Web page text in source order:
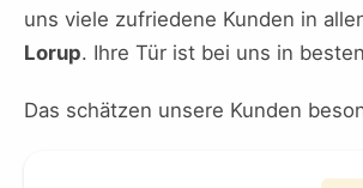
uns viele zufriedene Kunden in
Lorup. Ihre Tür ist bei uns in
Das schätzen unsere Kunden